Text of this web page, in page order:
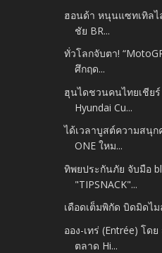
ฮอนด้า หนุนแซทเทิล
ชัย BR...
ทั่วโลกจับตา!
ศึกฤด...
ฮุนไดชวนคนไทยเชีย
Hyundai Cu...
ได้เวลาบูสต์ความสนุก
ONE ใหม...
ทิพยประกันภัย จับมือ
"TIPSNACK"...
เดือดเต็มพิกัด บิดมิดไ
ออง-เทร่ (Entrée) โด
ตลาด Hi...